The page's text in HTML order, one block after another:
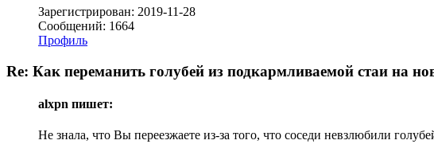
Зарегистрирован: 2019-11-28
Сообщений: 1664
Профиль
Re: Как переманить голубей из подкармливаемой стаи на
alxpn пишет:
Не знала, что Вы переезжаете из-за того, что соседи невзлюбили